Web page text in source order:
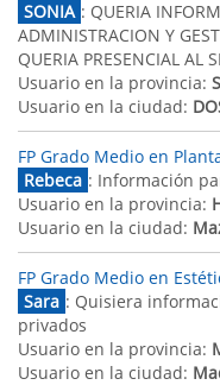
SONIA : QUERIA
ADMINISTRACION Y
QUERIA PRESENCIAL AL
Usuario en la provincia:
Usuario en la ciudad:
FP Grado Medio en
Rebeca : Información
Usuario en la provincia:
Usuario en la ciudad:
FP Grado Medio en
Sara : Quisiera
privados
Usuario en la provincia:
Usuario en la ciudad: